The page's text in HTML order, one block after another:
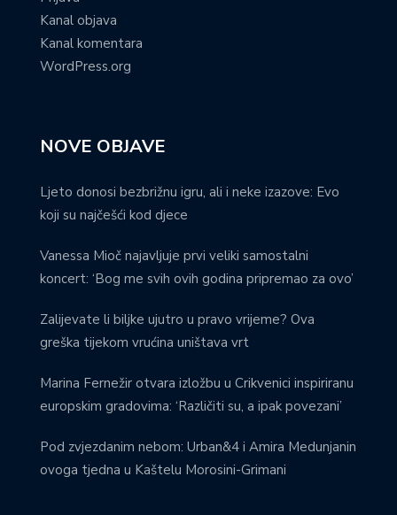
Kanal objava
Kanal komentara
WordPress.org
NOVE OBJAVE
Ljeto donosi bezbrižnu igru, ali i neke izazove: Evo
koji su najčešći kod djece
Vanessa Mioč najavljuje prvi veliki samostalni
koncert: ‘Bog me svih ovih godina pripremao za ovo’
Zalijevate li biljke ujutro u pravo vrijeme? Ova
greška tijekom vrućina uništava vrt
Marina Fernežir otvara izložbu u Crikvenici inspiriranu
europskim gradovima: ‘Različiti su, a ipak povezani’
Pod zvjezdanim nebom: Urban&4 i Amira Medunjanin
ovoga tjedna u Kaštelu Morosini-Grimani